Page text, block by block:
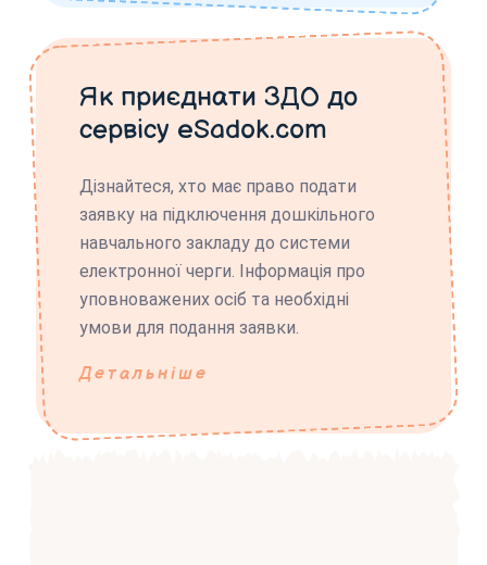
Як приєднати ЗДО до
сервісу eSadok.com
Дізнайтеся, хто має право подати
заявку на підключення дошкільного
навчального закладу до системи
електронної черги. Інформація про
уповноважених осіб та необхідні
умови для подання заявки.
Детальніше